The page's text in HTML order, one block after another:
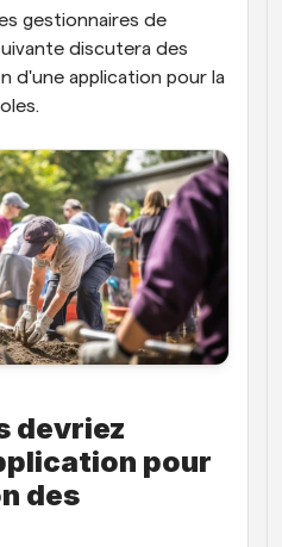
gestionnaires de
discutera des
d'une application pour la
devriez
pour
des